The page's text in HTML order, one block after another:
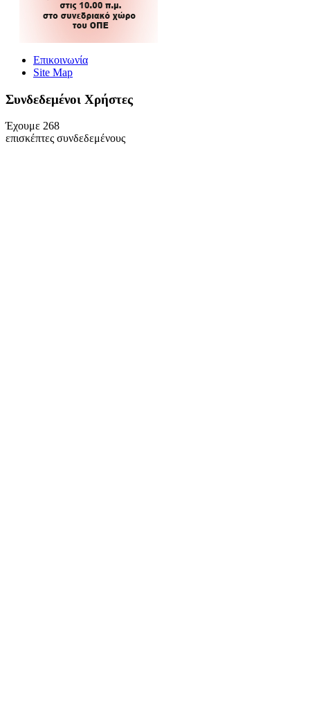
Επικοινωνία
Site Map
Συνδεδεμένοι Xρήστες
Έχουμε 268
επισκέπτες συνδεδεμένους